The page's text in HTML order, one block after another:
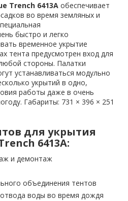
Trench 6413A обеспечивает
во время земляных и
быстро и легко
временное укрытие
тента предусмотрен вход для
стороны. Палатки
устанавливаться модульно
укрытий в одно,
работы даже в очень
Габариты: 731 × 396 × 251
для укрытия
6413A:
и демонтаж
объединения тентов
воды во время дождя